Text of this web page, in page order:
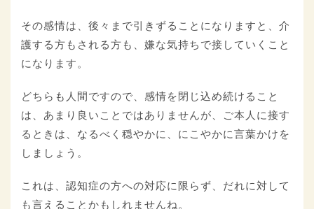
その感情は、後々まで引きずることになりますと、介
護する方もされる方も、嫌な気持ちで接していくこと
になります。
どちらも人間ですので、感情を閉じ込め続けること
は、あまり良いことではありませんが、ご本人に接す
るときは、なるべく穏やかに、にこやかに言葉かけを
しましょう。
これは、認知症の方への対応に限らず、だれに対して
も言えることかもしれませんね。